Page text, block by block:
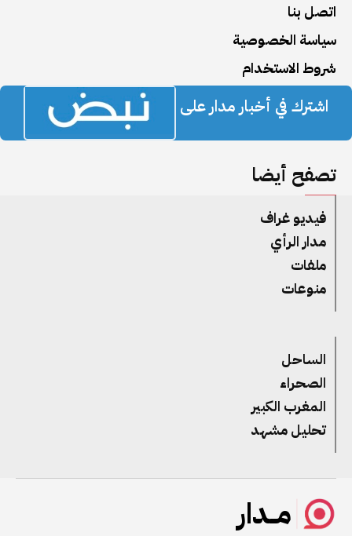
اتصل بنا
سياسة الخصوصية
شروط الاستخدام
اشترك في أخبار مدار على
تصفح أيضا
فيديو غراف
مدار الرأي
ملفات
منوعات
الساحل
الصحراء
المغرب الكبير
تحليل مشهد
مــدار